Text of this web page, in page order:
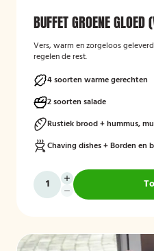
BUFFET GROENE GLOED
Vers, warm en zorgeloos
regelen de rest.
4 soorten warme gerechten
2 soorten salade
Rustiek brood + hummus,
Chaving dishes + Borden en